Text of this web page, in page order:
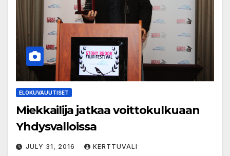
ELOKUVAUUTISET
Miekkailija jatkaa voittokulkuaan
Yhdysvalloissa
JULY 31, 2016 KERTTUVALI